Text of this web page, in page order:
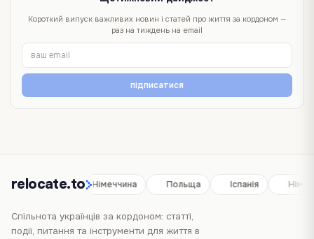
Короткий випуск важливих новин і статей про життя за кордоном —
раз на тиждень на email
підписатися
relocate.to
Іспанія Німеччина Польща Іспанія
Спільнота українців за кордоном: статті,
події, питання та інструменти для життя в